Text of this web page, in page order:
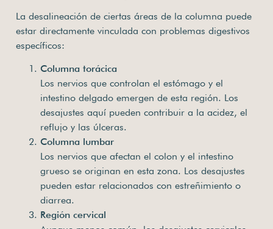
La desalineación de ciertas áreas de la columna puede
estar directamente vinculada con problemas digestivos
específicos:
Columna torácica
Los nervios que controlan el estómago y el
intestino delgado emergen de esta región. Los
desajustes aquí pueden contribuir a la acidez, el
reflujo y las úlceras.
Columna lumbar
Los nervios que afectan el colon y el intestino
grueso se originan en esta zona. Los desajustes
pueden estar relacionados con estreñimiento o
diarrea.
Región cervical